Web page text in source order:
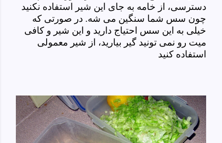
دسترسی، از خامه به جای این شیر استفاده نکنید
چون سس شما سنگین می شه. در صورتی که
خیلی به این سس احتیاج دارید و این شیر و کافی
میت رو نمی تونید گیر بیارید، از شیر معمولی
استفاده کنید